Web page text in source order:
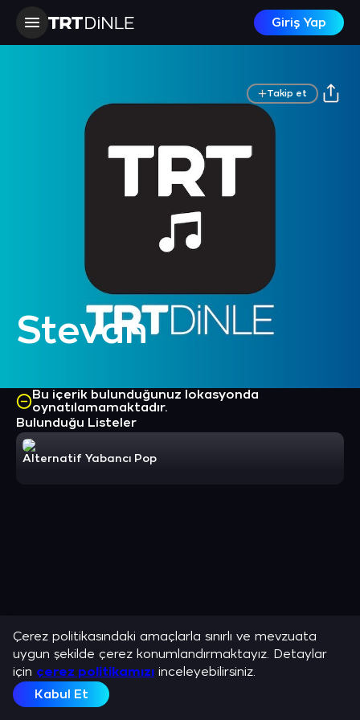
Giriş Yap
Stevan
Takip et
Bu içerik bulunduğunuz lokasyonda
oynatılamamaktadır.
Bulunduğu Listeler
Alternatif Yabancı Pop
Çerez politikasındaki amaçlarla sınırlı ve mevzuata
uygun şekilde çerez konumlandırmaktayız. Detaylar
için çerez politikamızı inceleyebilirsiniz.
Kabul Et